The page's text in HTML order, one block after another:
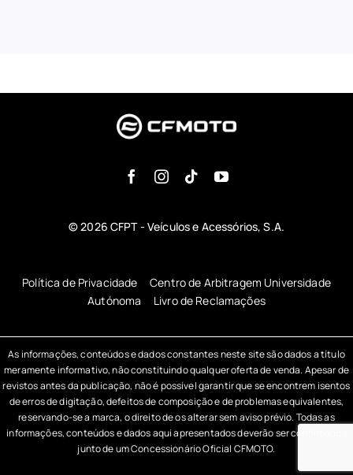
© 2026 CFPT - Veículos e Acessórios, S.A.
Política de Privacidade
Centro de Arbitragem Universidade
Autónoma
Livro de Reclamações
As informações, conteúdos e dados constantes neste site são dados a título
meramente informativo, não constituindo qualquer oferta de venda. Apesar de
revistos antes da publicação, não é possível garantir que se encontrem isentos
de erros de digitação, defeitos de composição e de problemas equivalentes,
reservando-se a marca, o direito de os alterar sem aviso prévio. Todas as
informações, conteúdos e dados aqui apresentados deverão ser confirmados
junto de um Concessionário Oficial CFMOTO.